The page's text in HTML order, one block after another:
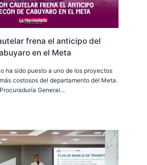
frena el anticipo del
en el Meta
ha sido puesto a uno de los proyectos
costosos del departamento del Meta.
General…